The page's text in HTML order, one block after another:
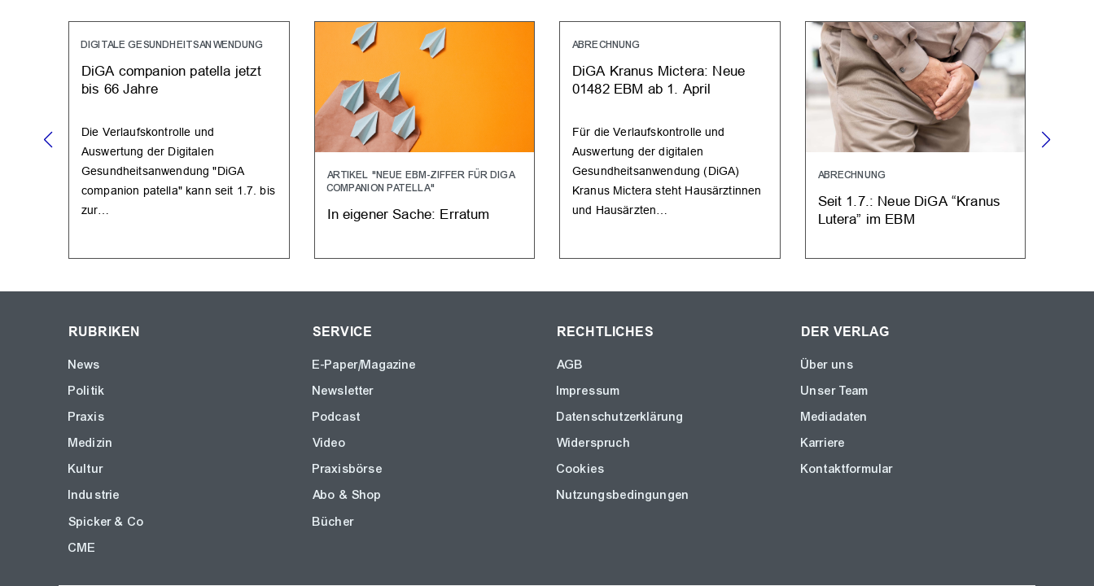
DIGITALE GESUNDHEITSANWENDUNG
DiGA companion patella jetzt
bis 66 Jahre
Die Verlaufskontrolle und
Auswertung der Digitalen
Gesundheitsanwendung "DiGA
companion patella" kann seit 1.7. bis
zur…
ARTIKEL "NEUE EBM-ZIFFER FÜR DIGA
COMPANION PATELLA"
In eigener Sache: Erratum
ABRECHNUNG
DiGA Kranus Mictera: Neue
01482 EBM ab 1. April
Für die Verlaufskontrolle und
Auswertung der digitalen
Gesundheitsanwendung (DiGA)
Kranus Mictera steht Hausärztinnen
und Hausärzten…
ABRECHNUNG
Seit 1.7.: Neue DiGA “Kranus
Lutera” im EBM
RUBRIKEN
News
Politik
Praxis
Medizin
Kultur
Industrie
Spicker & Co
CME
SERVICE
E-Paper/Magazine
Newsletter
Podcast
Video
Praxisbörse
Abo & Shop
Bücher
RECHTLICHES
AGB
Impressum
Datenschutzerklärung
Widerspruch
Cookies
Nutzungsbedingungen
DER VERLAG
Über uns
Unser Team
Mediadaten
Karriere
Kontaktformular